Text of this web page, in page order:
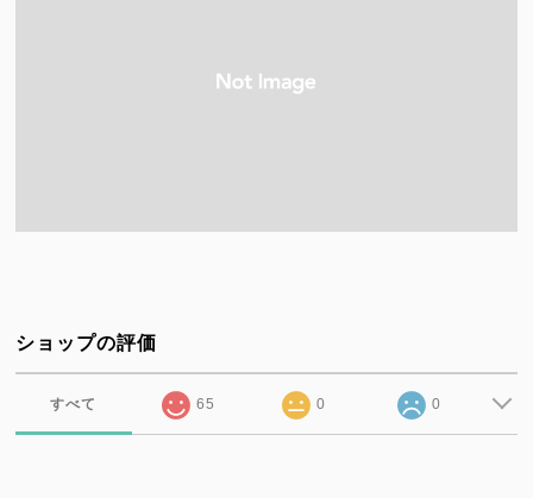
ショップの評価
すべて 65 0 0